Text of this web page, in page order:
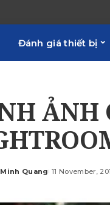
Đánh giá thiết bị
ẢNH
Posted
Minh Quang 11 November,